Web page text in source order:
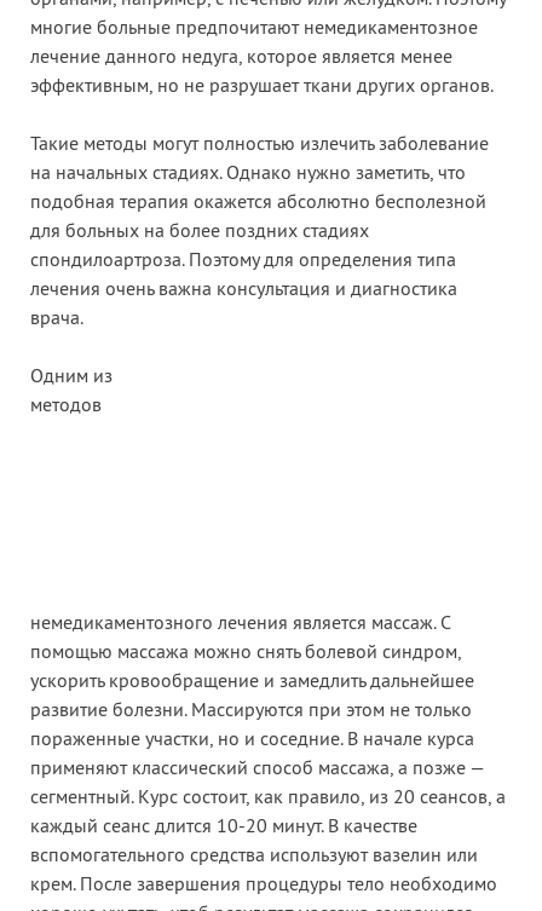
многие больные предпочитают немедикаментозное
лечение данного недуга, которое является менее
эффективным, но не разрушает ткани других органов.
Такие методы могут полностью излечить заболевание
на начальных стадиях. Однако нужно заметить, что
подобная терапия окажется абсолютно бесполезной
для больных на более поздних стадиях
спондилоартроза. Поэтому для определения типа
лечения очень важна консультация и диагностика
врача.
Одним из
методов
немедикаментозного лечения является массаж. С
помощью массажа можно снять болевой синдром,
ускорить кровообращение и замедлить дальнейшее
развитие болезни. Массируются при этом не только
пораженные участки, но и соседние. В начале курса
применяют классический способ массажа, а позже —
сегментный. Курс состоит, как правило, из 20 сеансов, а
каждый сеанс длится 10-20 минут. В качестве
вспомогательного средства используют вазелин или
крем. После завершения процедуры тело необходимо